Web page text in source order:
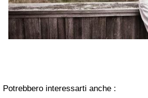
Potrebbero interessarti anche :